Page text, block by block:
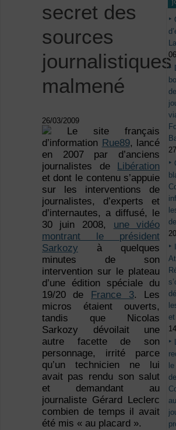
secret des
sources
journalistiques
malmené
26/03/2009
Le site français
d’information Rue89, lancé
en 2007 par d’anciens
journalistes de
Libération
et dont le contenu s’appuie
sur les interventions de
journalistes, d’experts et
d’internautes, a diffusé, le
30 juin 2008, une vidéo
montrant le président
Sarkozy à quelques
minutes de son
intervention sur le plateau
d’une édition spéciale du
19/20 de
France 3. Les
micros étaient ouverts,
tandis que Nicolas
Sarkozy dévoilait une
autre facette de son
personnage, irrité parce
qu’un technicien ne lui
avait pas rendu son salut
et demandant au
journaliste Gérard Leclerc
combien de temps il avait
été mis « au placard ».